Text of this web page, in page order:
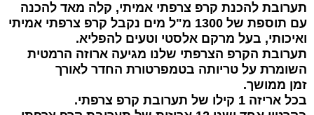
תערובת להכנת קרפ צרפתי אמיתי, קלה מאד להכנה
עם תוספת של 1300 מ"ל מים
נקבל קרפ צרפתי אמיתי
ואיכותי, בעל מרקם אלסטי וטעים להפליא.
תערובת הקרפ הצרפתי שלנו מגיעה ארוזה הרמטית
השומרת על טריותה בטמפרטורת החדר לאורך
זמן ממושך.
בכל אריזה 1 קילו של תערובת קרפ צרפתי.